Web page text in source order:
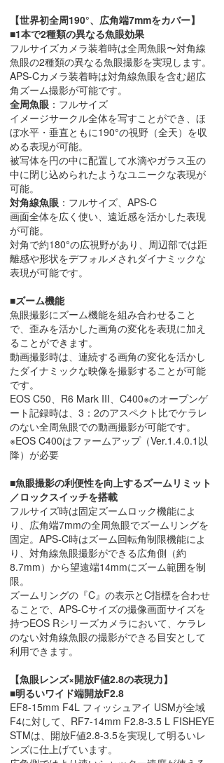
【世界初全周190°、広角端7mmをカバー】
■1本で2種類の異なる魚眼効果
フルサイズカメラ装着時は全周魚眼〜対角線
魚眼の2種類の異なる魚眼撮影を実現します。
APS-Cカメラ装着時は対角線魚眼を含む超広
角ズーム撮影が可能です。
全周魚眼 ：フルサイズ
イメージサークル全体を写すことができ、ほ
ぼ水平・垂直ともに190°の視野（全天）を収
める表現が可能。
被写体を円の中に配置して水滴やガラス玉の
中に閉じ込められたようなユニークな表現が
可能。
対角線魚眼 ：フルサイズ、APS-C
画面全体を広く使い、遠近感を活かした表現
が可能。
対角で約180°の広視野があり、周辺部では距
離感や形状をデフォルメされダイナミックな
表現が可能です。
■ズーム機能
魚眼撮影にズーム機能を組み合わせること
で、歪みを活かした画角の変化を表現に加え
ることができます。
動画撮影時は、連続する画角の変化を活かし
たダイナミックな映像を撮影することが可能
です。
EOS C50、R6 Mark III、C400※のオープンゲ
ート記録時は、3：2のアスペクト比でケラレ
のない全周魚眼での動画撮影が可能です。
※EOS C400はファームアップ（Ver.1.4.0.1以
降）が必要
■魚眼撮影の利便性を向上するズームリミット
／ロックスイッチを搭載
フルサイズ時は固定ズームロック機能によ
り、広角端7mmの全周魚眼でズームリングを
固定。APS-C時はズーム回転角制限機能によ
り、対角線魚眼撮影ができる広角側（約
8.7mm）から望遠端14mmにズーム範囲を制
限。
ズームリングの『C』の表示とC指標を合わせ
ることで、APS-Cサイズの撮像画面サイズを
持つEOS Rシリーズカメラにおいて、ケラレ
のない対角線魚眼の撮影ができる目安として
利用できます。
【魚眼レンズ×開放F値2.8の表現力】
■明るいワイド端開放F2.8
EF8-15mm F4L フィッシュアイ USMが全域
F4に対して、RF7-14mm F2.8-3.5 L FISHEYE
STMは、開放F値2.8-3.5を実現して明るいレ
ンズに仕上げています。